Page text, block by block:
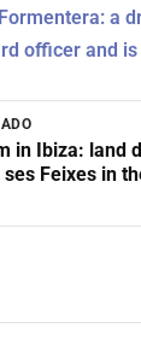
a
officer and
in Ibiza: land
Feixes in